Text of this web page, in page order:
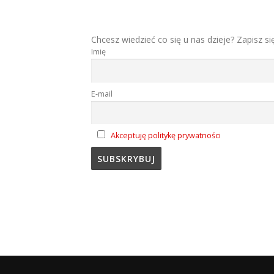
Chcesz wiedzieć co się u nas dzieje? Zapisz
Imię
E-mail
Akceptuję politykę prywatności